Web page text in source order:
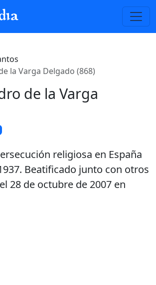
la Varga Delgado (868)
de la Varga
religiosa en España
Beatificado junto con otros
28 de octubre de 2007 en